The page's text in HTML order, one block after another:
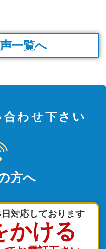
一覧へ
わせ下さい
方へ
対応しております
かける